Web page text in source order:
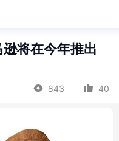
将在今年推出
843 40